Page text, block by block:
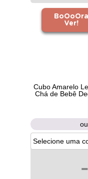
BoOoOra
Ver!
Cubo Amarelo
Chá de Bebê
ou
-